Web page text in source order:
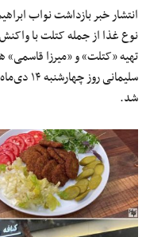
انتشار خبر بازداشت نواب
نوع غذا از جمله کتلت با
تهیه «کتلت» و «میرزا
شد.